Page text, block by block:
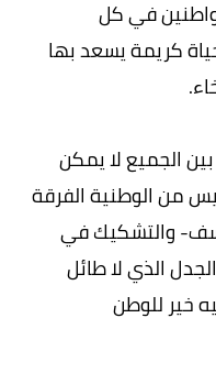
في كل
لحياة كريمة يسعد بها
الجميع لا يمكن
من الوطنية الفرقة
والتشكيك في
الذي لا طائل
خير للوطن